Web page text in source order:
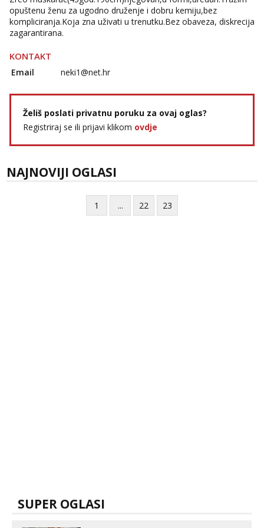
tel:0,93€ - mob:1,12€ min
opuštenu ženu za ugodno druženje i dobru kemiju,bez
kompliciranja.Koja zna uživati u trenutku.Bez obaveza, diskrecija
zagarantirana.
KONTAKT
Email neki1@net.hr
Želiš poslati privatnu poruku za ovaj oglas?
Registriraj se ili prijavi klikom ovdje
NAJNOVIJI OGLASI
1 ... 22 23
SUPER OGLASI